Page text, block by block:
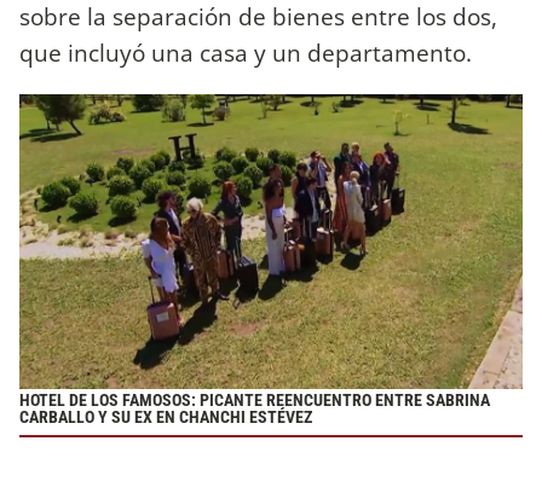
sobre la separación de bienes entre los dos,
que incluyó una casa y un departamento.
HOTEL DE LOS FAMOSOS: PICANTE REENCUENTRO ENTRE SABRINA
CARBALLO Y SU EX EN CHANCHI ESTÉVEZ